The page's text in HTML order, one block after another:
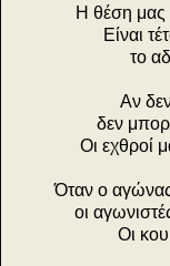
Η θέση μας
Είναι
το
Αν
δεν
Οι εχθροί
Όταν ο
οι
Οι